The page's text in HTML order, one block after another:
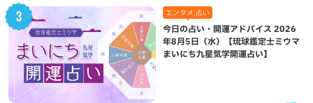
エンタメ,占い
今日の占い・開運アドバイス 2026
年8月5日（水）【琉球鑑定士ミウマ
まいにち九星気学開運占い】